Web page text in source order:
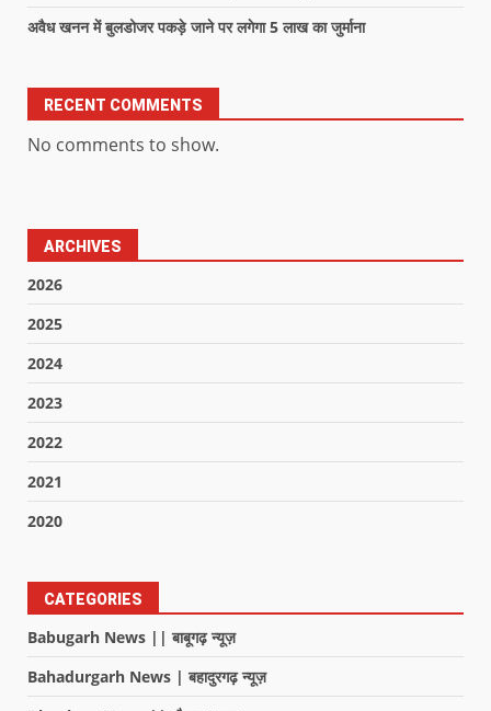
अवैध खनन में बुलडोजर पकड़े जाने पर लगेगा 5 लाख का जुर्माना
RECENT COMMENTS
No comments to show.
ARCHIVES
2026
2025
2024
2023
2022
2021
2020
CATEGORIES
Babugarh News || बाबूगढ़ न्यूज़
Bahadurgarh News | बहादुरगढ़ न्यूज़